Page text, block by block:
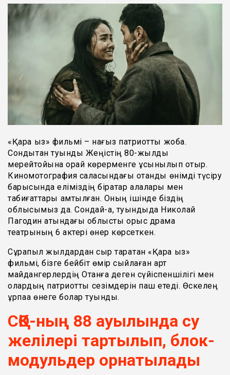
«Қара қыз» фильмі – нағыз патриоттық жоба.
Сондықтан туынды Жеңістің 80-жылдық
мерейтойына орай көрерменге ұсынылып отыр.
Киномотография саласындағы отандық өнімді түсіру
барысында еліміздің бірқатар қалалары мен
табиғаттары қамтылған. Оның ішінде біздің
облысымыз да. Сондай-ақ, туындыда Николай
Пагодин атындағы облыстық орыс драма
театрының 6 актері өнер көрсеткен.
Сұрапыл жылдардан сыр тарқатқан «Қара қыз»
фильмі, бізге бейбіт өмір сыйлаған қарт
майдангерлердің Отанға деген сүйіспеншілігі мен
олардың патриоттық сезімдерін паш етеді. Өскелең
ұрпаққа өнеге болар туынды.
СҚО-ның 88 ауылында су
желілері тартылып, блок-
модульдер орнатылады